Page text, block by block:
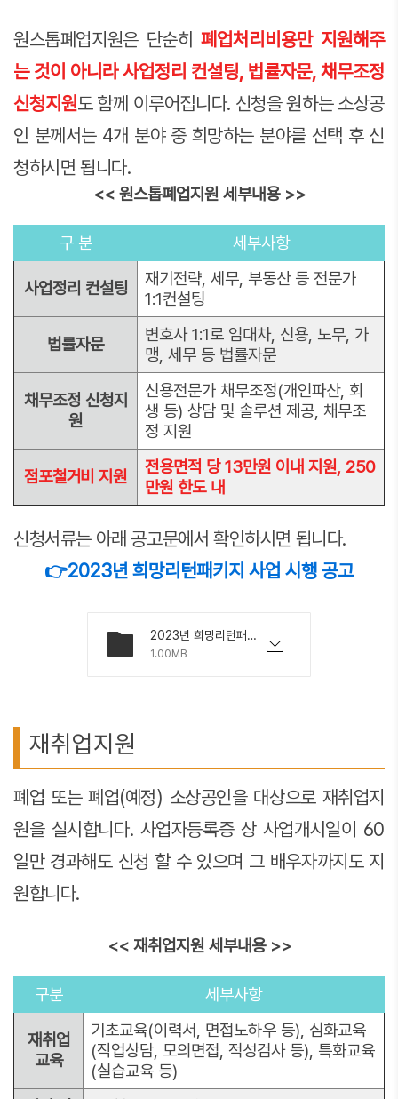
원스톱폐업지원은 단순히폐업처리비용만 지원해주
는 것이 아니라 사업정리 컨설팅, 법률자문, 채무조정
신청지원도 함께 이루어집니다. 신청을 원하는 소상공
인 분께서는 4개 분야 중 희망하는 분야를 선택 후 신
청하시면 됩니다.
<< 원스톱폐업지원 세부내용 >>
구 분 세부사항
사업정리 컨설팅
재기전략, 세무, 부동산 등 전문가
1:1컨설팅
법률자문
변호사 1:1로 임대차, 신용, 노무, 가
맹, 세무 등 법률자문
채무조정 신청지
원
신용전문가 채무조정(개인파산, 회
생 등) 상담 및 솔루션 제공, 채무조
정 지원
점포철거비 지원
전용면적 당 13만원 이내 지원, 250
만원 한도 내
신청서류는 아래 공고문에서 확인하시면 됩니다.
👉2023년 희망리턴패키지 사업 시행 공고
2023년 희망리턴패키지 사업 시행 공고(수정).pdf
1.00MB
재취업지원
폐업 또는 폐업(예정) 소상공인을 대상으로 재취업지
원을 실시합니다. 사업자등록증 상 사업개시일이 60
일만 경과해도 신청 할 수 있으며 그 배우자까지도 지
원합니다.
<< 재취업지원 세부내용 >>
구분 세부사항
재취업
교육
기초교육(이력서, 면접노하우 등), 심화교육
(직업상담, 모의면접, 적성검사 등), 특화교육
(실습교육 등)